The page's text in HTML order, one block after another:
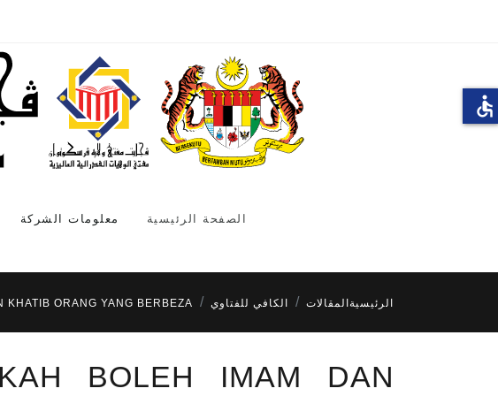
الصفحة الرئيسية معلومات الشركة
الرئيسية المقالات الكافي للفتاوي ORANG YANG BERBEZA
BOLEH IMAM DAN
accessible